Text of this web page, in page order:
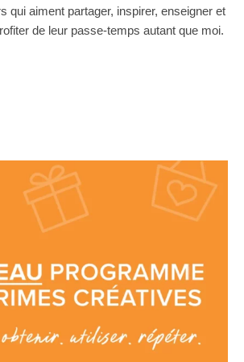
qui aiment partager, inspirer, enseigner et
de leur passe-temps autant que moi.